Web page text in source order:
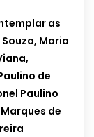
as
Maria
de
Paulino
de